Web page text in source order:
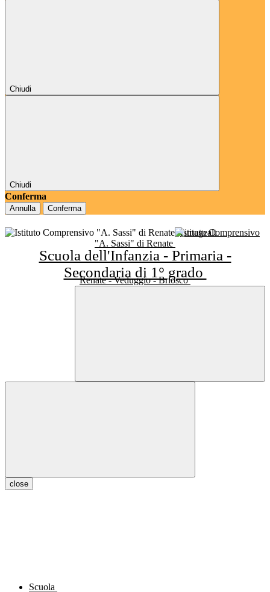
Chiudi
Chiudi
Conferma
Annulla Conferma
Istituto Comprensivo
"A. Sassi" di Renate
Scuola dell'Infanzia - Primaria -
Secondaria di 1° grado
Renate - Veduggio - Briosco
close
Scuola